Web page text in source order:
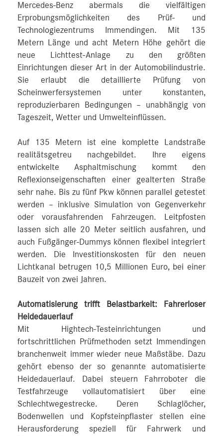
Mercedes‑Benz abermals die vielfältigen
Erprobungsmöglichkeiten des Prüf- und
Technologiezentrums Immendingen. Mit 135
Metern Länge und acht Metern Höhe gehört die
neue Lichttest-Anlage zu den größten
Einrichtungen dieser Art in der Automobilindustrie.
Sie erlaubt die detaillierte Prüfung von
Scheinwerfersystemen unter konstanten,
reproduzierbaren Bedingungen – unabhängig von
Tageszeit, Wetter und Umwelteinflüssen.
Auf 135 Metern ist eine komplette Landstraße
realitätsgetreu nachgebildet. Ihre eigens
entwickelte Asphaltmischung kommt den
Reflexionseigenschaften einer gealterten Straße
sehr nahe. Bis zu fünf Pkw können parallel getestet
werden – inklusive Simulation von Gegenverkehr
oder vorausfahrenden Fahrzeugen. Leitpfosten
lassen sich alle 20 Meter seitlich ausfahren, und
auch Fußgänger-Dummys können flexibel integriert
werden. Die Investitionskosten für den neuen
Lichtkanal betrugen 10,5 Millionen Euro, bei einer
Bauzeit von zwei Jahren.
Automatisierung trifft Belastbarkeit: Fahrerloser
Heidedauerlauf
Mit Hightech-Testeinrichtungen und
fortschrittlichen Prüfmethoden setzt Immendingen
branchenweit immer wieder neue Maßstäbe. Dazu
gehört ebenso der so genannte automatisierte
Heidedauerlauf. Dabei steuern Fahrroboter die
Testfahrzeuge vollautomatisiert über eine
Schlechtwegestrecke. Deren Schlaglöcher,
Bodenwellen und Kopfsteinpflaster stellen eine
Herausforderung speziell für Fahrwerk und